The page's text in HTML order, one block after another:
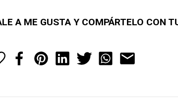
A ME GUSTA Y COMPÁRTELO CON